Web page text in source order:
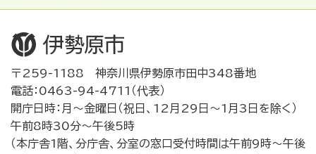
〒259-1188 神奈川県伊勢原市田中348番地
電話：0463-94-4711（代表）
開庁日時：月～金曜日（祝日、12月29日～1月3日を除く）
午前8時30分～午後5時
（本庁舎1階、分庁舎、分室の窓口受付時間は午前9時～午後